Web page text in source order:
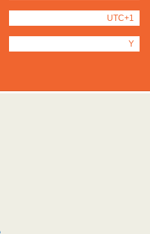
UTC+1
Y